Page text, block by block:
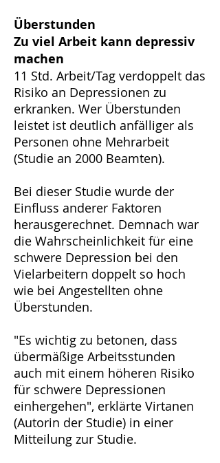
Überstunden
Zu viel Arbeit kann depressiv
machen
11 Std. Arbeit/Tag verdoppelt das
Risiko an Depressionen zu
erkranken. Wer Überstunden
leistet ist deutlich anfälliger als
Personen ohne Mehrarbeit
(Studie an 2000 Beamten).
Bei dieser Studie wurde der
Einfluss anderer Faktoren
herausgerechnet. Demnach war
die Wahrscheinlichkeit für eine
schwere Depression bei den
Vielarbeitern doppelt so hoch
wie bei Angestellten ohne
Überstunden.
"Es wichtig zu betonen, dass
übermäßige Arbeitsstunden
auch mit einem höheren Risiko
für schwere Depressionen
einhergehen", erklärte Virtanen
(Autorin der Studie) in einer
Mitteilung zur Studie.